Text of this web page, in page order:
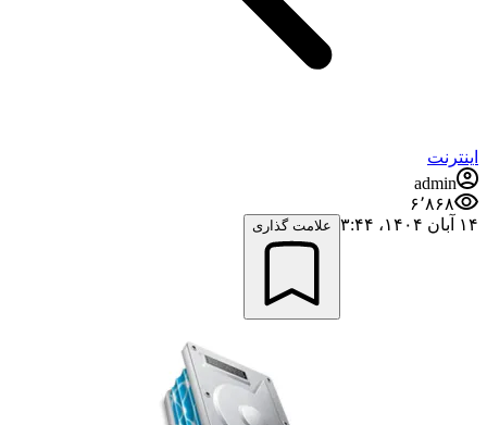
اینترنت
admin
۶٬۸۶۸
۱۴ آبان ۱۴۰۴،‏ ۳:۴۴
علامت گذاری